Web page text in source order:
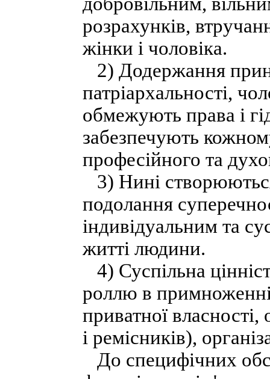
розрахунків,
жінки і чоловіка.
2) Додержання
патріархальності,
обмежують права і
забезпечують
професійного та
3) Нині
подолання
індивідуальним та
житті людини.
4) Суспільна
роллю в примноженні
приватної власності,
і ремісників),
До специфічних